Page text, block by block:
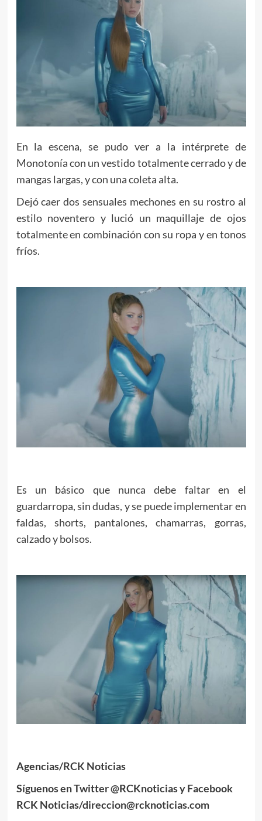
En la escena, se pudo ver a la intérprete de
Monotonía con un vestido totalmente cerrado y de
mangas largas, y con una coleta alta.
Dejó caer dos sensuales mechones en su rostro al
estilo noventero y lució un maquillaje de ojos
totalmente en combinación con su ropa y en tonos
fríos.
Es un básico que nunca debe faltar en el
guardarropa, sin dudas, y se puede implementar en
faldas, shorts, pantalones, chamarras, gorras,
calzado y bolsos.
Agencias/RCK Noticias
Síguenos en Twitter @RCKnoticias y Facebook
RCK Noticias/direccion@rcknoticias.com